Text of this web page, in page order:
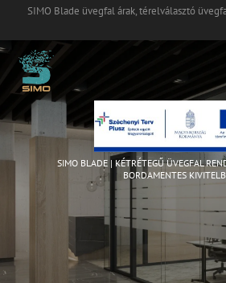
SIMO Blade üvegfal árak, térelválasztó
SIMO BLADE | KÉTRÉTEGŰ ÜVEGFAL
BORDAMENTES